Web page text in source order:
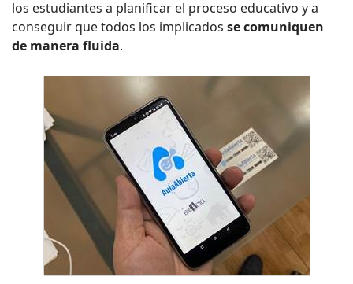
los estudiantes a planificar el proceso educativo y a
conseguir que todos los implicados se comuniquen
de manera fluida.